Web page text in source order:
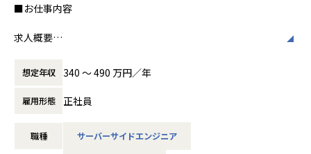
■お仕事内容
求人概要
当社は「メーカー」や「自治体」を主要顧客としており、メ
ーカー向けWEBシステムや行政向け総合システムといった、
専門システムを取り扱うことが多くあります。
ジニアとしてのご活躍を期待し、入社後約3か月間の研修に
想定年収 340 〜 490 万円／年
雇用形態 正社員
職種 サーバーサイドエンジニア